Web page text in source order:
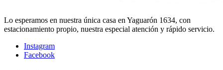
Lo esperamos en nuestra única casa en Yaguarón 1634, con
estacionamiento propio, nuestra especial atención y rápido servicio.
Instagram
Facebook